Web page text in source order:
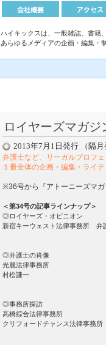
ハイキックスは、一般雑誌、書籍
あらゆるメディアの企画・編集・
ロイヤーズマガジ
2013年7月1日発行 （隔月
弁護士など、リーガルプロフ
１冊全体の企画・編集・ライ
※36号から『アトーニーズマガ
＜第34号の記事ラインナップ＞
◎ロイヤーズ・オピニオン
新宿キーウェスト法律事務所
◎弁護士の肖像
光麗法律事務所
村松謙一
◎事務所探訪
高橋綜合法律事務所
クリフォードチャンス法律事務